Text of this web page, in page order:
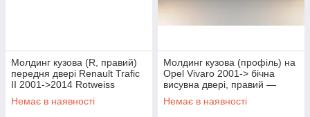
Молдинг кузова (R, правий)
передня двері Renault Trafic
II 2001->2014 Rotweiss
(Туреччина) RWS1159
Немає в наявності
Молдинг кузова (профіль) на
Opel Vivaro 2001-> бічна
висувна двері, правий —
Оригінал OPEL - 91165343
Немає в наявності